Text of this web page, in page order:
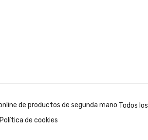
Todos los
Política de cookies